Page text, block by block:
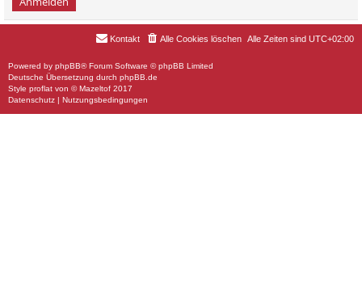
Alle Zeiten sind UTC+02:00
Alle Cookies löschen
Kontakt
Powered by phpBB® Forum Software © phpBB Limited
Deutsche Übersetzung durch phpBB.de
Style proflat von ©Mazeltof 2017
Datenschutz | Nutzungsbedingungen